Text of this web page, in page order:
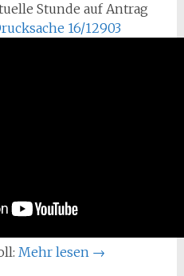
Stunde auf Antrag
16/12903
Mehr lesen →